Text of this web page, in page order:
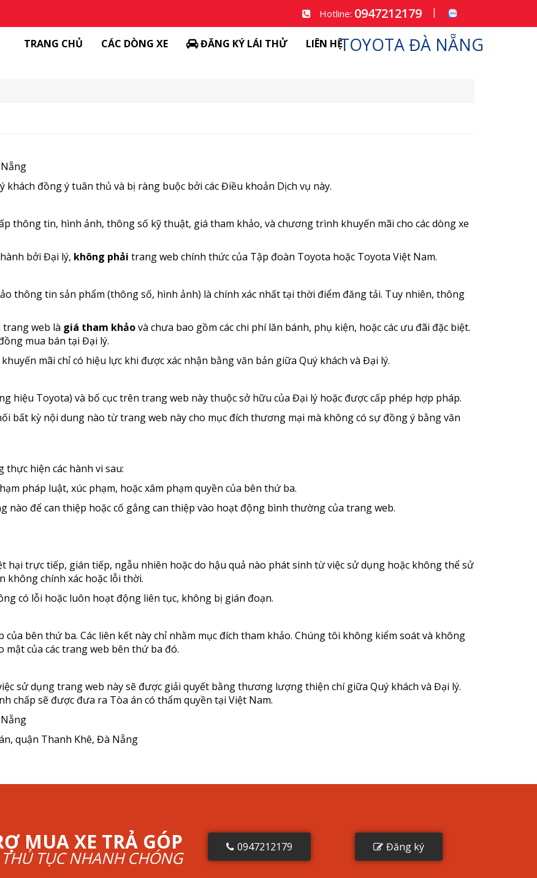
Hotline: 0947212179 |
TRANG CHỦ CÁC DÒNG XE ĐĂNG KÝ LÁI THỬ LIÊN HỆTOYOTA ĐÀ NẴNG
khách đồng ý tuân thủ và bị ràng buộc bởi các Điều khoản Dịch vụ này.
thông tin, hình ảnh, thông số kỹ thuật, giá tham khảo, và chương trình khuyến mãi cho các dòng xe
bởi Đại lý, không phải trang web chính thức của Tập đoàn Toyota hoặc Toyota Việt Nam.
thông tin sản phẩm (thông số, hình ảnh) là chính xác nhất tại thời điểm đăng tải. Tuy nhiên, thông
trang web là giá tham khảovà chưa bao gồm các chi phí lăn bánh, phụ kiện, hoặc các ưu đãi đặc biệt.
mua bán tại Đại lý.
mãi chỉ có hiệu lực khi được xác nhận bằng văn bản giữa Quý khách và Đại lý.
hiệu Toyota) và bố cục trên trang web này thuộc sở hữu của Đại lý hoặc được cấp phép hợp pháp.
bất kỳ nội dung nào từ trang web này cho mục đích thương mại mà không có sự đồng ý bằng văn
hiện các hành vi sau:
pháp luật, xúc phạm, hoặc xâm phạm quyền của bên thứ ba.
nào để can thiệp hoặc cố gắng can thiệp vào hoạt động bình thường của trang web.
hại trực tiếp, gián tiếp, ngẫu nhiên hoặc do hậu quả nào phát sinh từ việc sử dụng hoặc không thể sử
không chính xác hoặc lỗi thời.
có lỗi hoặc luôn hoạt động liên tục, không bị gián đoạn.
bên thứ ba. Các liên kết này chỉ nhằm mục đích tham khảo. Chúng tôi không kiểm soát và không
mật của các trang web bên thứ ba đó.
sử dụng trang web này sẽ được giải quyết bằng thương lượng thiện chí giữa Quý khách và Đại lý.
sẽ được đưa ra Tòa án có thẩm quyền tại Việt Nam.
quận Thanh Khê, Đà Nẵng
MUA XE TRẢ GÓP
TỤC NHANH CHÓNG
0947212179 Đăng ký